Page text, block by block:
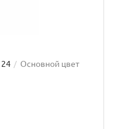
24
Основной цвет